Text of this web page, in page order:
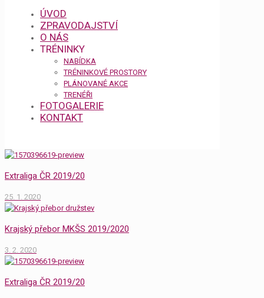
ÚVOD
ZPRAVODAJSTVÍ
O NÁS
TRÉNINKY
NABÍDKA
TRÉNINKOVÉ PROSTORY
PLÁNOVANÉ AKCE
TRENÉŘI
FOTOGALERIE
KONTAKT
Extraliga ČR 2019/20
25. 1. 2020
Krajský přebor MKŠS 2019/2020
3. 2. 2020
Extraliga ČR 2019/20